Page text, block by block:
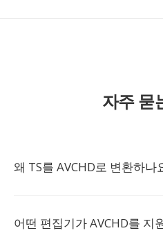
자주 묻
왜 TS를 AVCHD로 변환하나
어떤 편집기가 AVCHD를 지